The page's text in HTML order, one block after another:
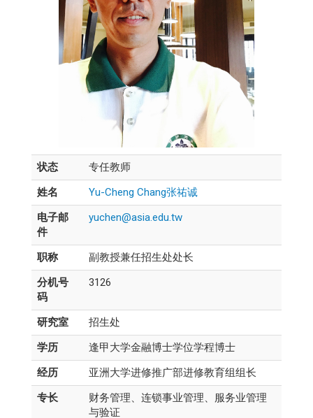
状态
专任教师
姓名
Yu-Cheng Chang张祐诚
电子邮
件
yuchen@asia.edu.tw
职称
副教授兼任招生处处长
分机号
码
3126
研究室
招生处
学历
逢甲大学金融博士学位学程博士
经历
亚洲大学进修推广部进修教育组组长
专长
财务管理、连锁事业管理、服务业管理
与验证